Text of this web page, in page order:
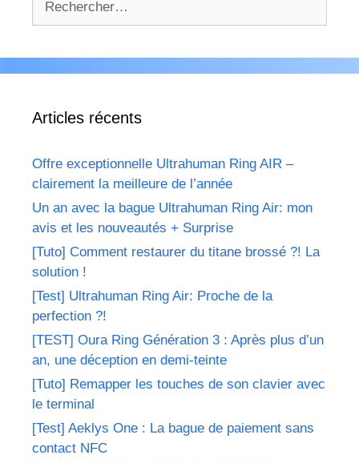
Articles récents
Offre exceptionnelle Ultrahuman Ring AIR –
clairement la meilleure de l’année
Un an avec la bague Ultrahuman Ring Air: mon
avis et les nouveautés + Surprise
[Tuto] Comment restaurer du titane brossé ?! La
solution !
[Test] Ultrahuman Ring Air: Proche de la
perfection ?!
[TEST] Oura Ring Génération 3 : Après plus d’un
an, une déception en demi-teinte
[Tuto] Remapper les touches de son clavier avec
le terminal
[Test] Aeklys One : La bague de paiement sans
contact NFC